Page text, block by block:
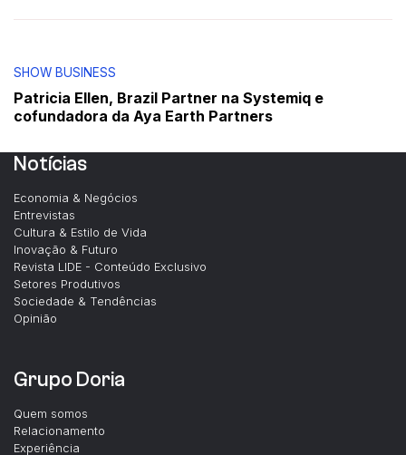
SHOW BUSINESS
Patricia Ellen, Brazil Partner na Systemiq e
cofundadora da Aya Earth Partners
Notícias
Economia & Negócios
Entrevistas
Cultura & Estilo de Vida
Inovação & Futuro
Revista LIDE - Conteúdo Exclusivo
Setores Produtivos
Sociedade & Tendências
Opinião
Grupo Doria
Quem somos
Relacionamento
Experiência